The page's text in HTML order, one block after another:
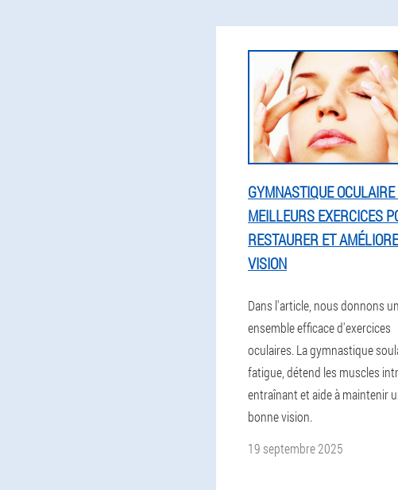
GYMNASTIQUE
MEILLEURS EXERCICES
RESTAURER ET
VISION
Dans l'article, nous donnons un
ensemble efficace d'exercices
oculaires. La gymnastique
fatigue, détend les muscles
entraînant et aide à maintenir
bonne vision.
19 septembre 2025